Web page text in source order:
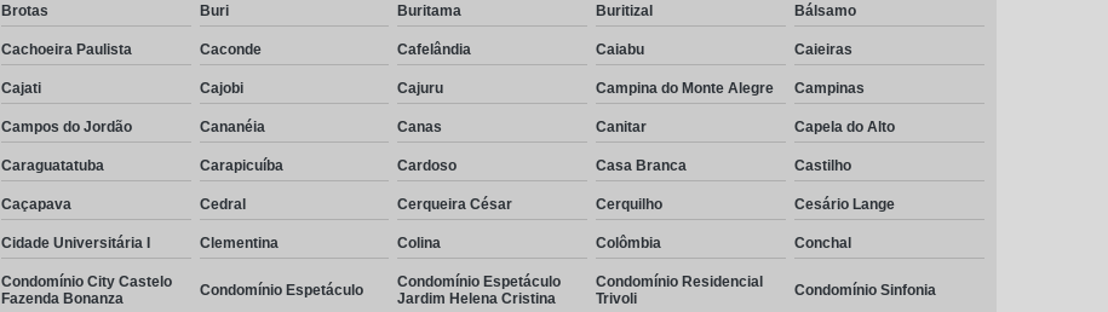
Brotas Buri Buritama Buritizal Bálsamo
Cachoeira Paulista Caconde Cafelândia Caiabu Caieiras
Cajati Cajobi Cajuru Campina do Monte Alegre Campinas
Campos do Jordão Cananéia Canas Canitar Capela do Alto
Caraguatatuba Carapicuíba Cardoso Casa Branca Castilho
Caçapava Cedral Cerqueira César Cerquilho Cesário Lange
Cidade Universitária I Clementina Colina Colômbia Conchal
Condomínio City Castelo
Fazenda Bonanza
Condomínio Espetáculo
Condomínio Espetáculo
Jardim Helena Cristina
Condomínio Residencial
Trivoli
Condomínio Sinfonia